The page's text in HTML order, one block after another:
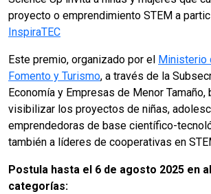
proyecto o emprendimiento STEM a
InspiraTEC
Este premio, organizado por el Ministerio
Fomento y Turismo, a través de la
Economía y Empresas de Menor
visibilizar los proyectos de niñas,
emprendedoras de base científico-
también a líderes de cooperativas en
Postula hasta el 6 de agosto 2025 en
categorías: